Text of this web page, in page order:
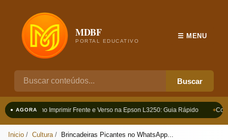
MDBF
PORTAL EDUCATIVO
Buscar
☰ MENU
● AGORAComo Imprimir Frente e Verso na Epson L3250: Guia Rápido
Inicio Cultura Brincadeiras Picantes no WhatsApp...